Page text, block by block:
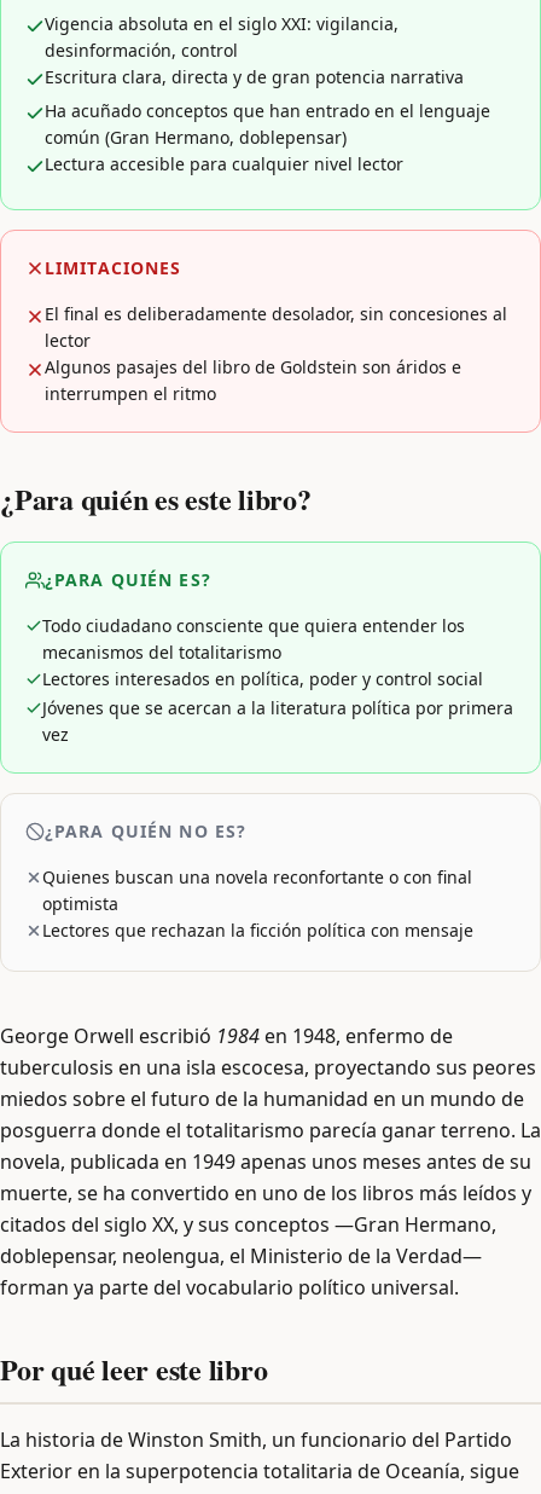
Vigencia absoluta en el siglo XXI: vigilancia,
desinformación, control
Escritura clara, directa y de gran potencia narrativa
Ha acuñado conceptos que han entrado en el lenguaje
común (Gran Hermano, doblepensar)
Lectura accesible para cualquier nivel lector
LIMITACIONES
El final es deliberadamente desolador, sin concesiones al
lector
Algunos pasajes del libro de Goldstein son áridos e
interrumpen el ritmo
¿Para quién es este libro?
¿PARA QUIÉN ES?
Todo ciudadano consciente que quiera entender los
mecanismos del totalitarismo
Lectores interesados en política, poder y control social
Jóvenes que se acercan a la literatura política por primera
vez
¿PARA QUIÉN NO ES?
Quienes buscan una novela reconfortante o con final
optimista
Lectores que rechazan la ficción política con mensaje
George Orwell escribió 1984en 1948, enfermo de
tuberculosis en una isla escocesa, proyectando sus peores
miedos sobre el futuro de la humanidad en un mundo de
posguerra donde el totalitarismo parecía ganar terreno. La
novela, publicada en 1949 apenas unos meses antes de su
muerte, se ha convertido en uno de los libros más leídos y
citados del siglo XX, y sus conceptos —Gran Hermano,
doblepensar, neolengua, el Ministerio de la Verdad—
forman ya parte del vocabulario político universal.
Por qué leer este libro
La historia de Winston Smith, un funcionario del Partido
Exterior en la superpotencia totalitaria de Oceanía, sigue